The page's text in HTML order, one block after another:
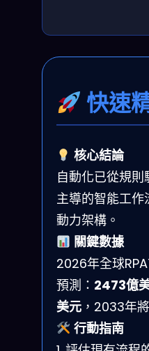
快速
核心結論
自動化已從規
主導的智能工
動力架構。
關鍵數據
2026年全球
預測： 2473億
美元 ，2033年
行動指南